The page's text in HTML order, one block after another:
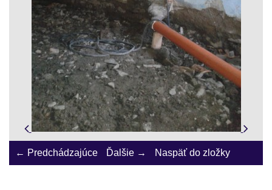
← Predchádzajúce Ďalšie → Naspäť do zložky